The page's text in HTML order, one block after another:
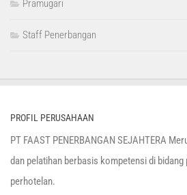
Pramugari
Staff Penerbangan
PROFIL PERUSAHAAN
PT FAAST PENERBANGAN SEJAHTERA
dan pelatihan berbasis kompetensi di bidang
perhotelan.